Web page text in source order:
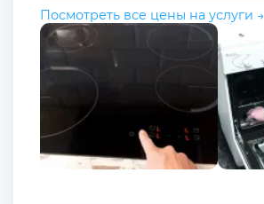
Посмотреть все цены на услуги →